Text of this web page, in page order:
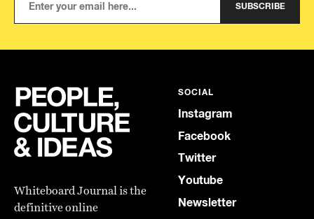
SUBSCRIBE
Whiteboard Journal is the
definitive online
SOCIAL
Instagram
Facebook
Twitter
Youtube
Newsletter